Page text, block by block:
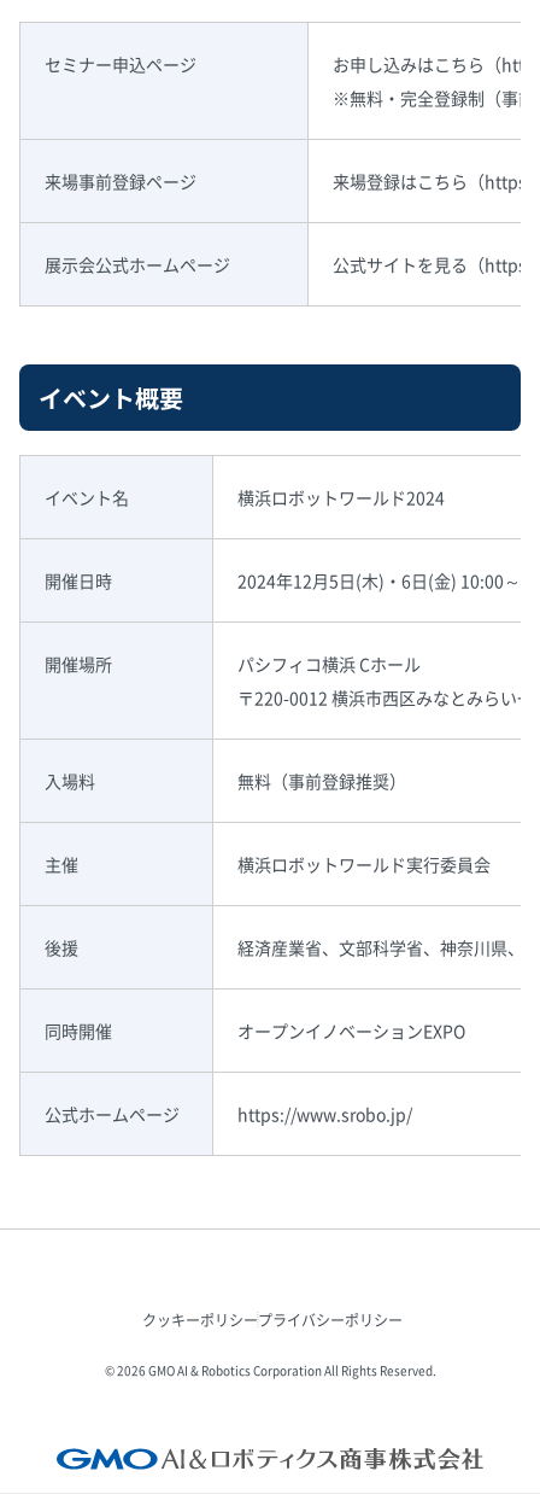
セミナー申込ページ
お申し込みはこちら（
※無料・完全登録制（事前
来場事前登録ページ 来場登録はこちら（
展示会公式ホームページ 公式サイトを見る（
イベント概要
イベント名 横浜ロボットワールド2024
開催日時 2024年12月5日(木)・6日(金) 10:00～
開催場所
パシフィコ横浜 Cホール
〒220-0012 横浜市西区みなとみらい
入場料 無料（事前登録推奨）
主催 横浜ロボットワールド実行委員会
後援 経済産業省、文部科学省、神奈川県、
同時開催 オープンイノベーションEXPO
公式ホームページ https://www.srobo.jp/
クッキーポリシープライバシーポリシー
© 2026 GMO AI & Robotics Corporation All Rights Reserved.